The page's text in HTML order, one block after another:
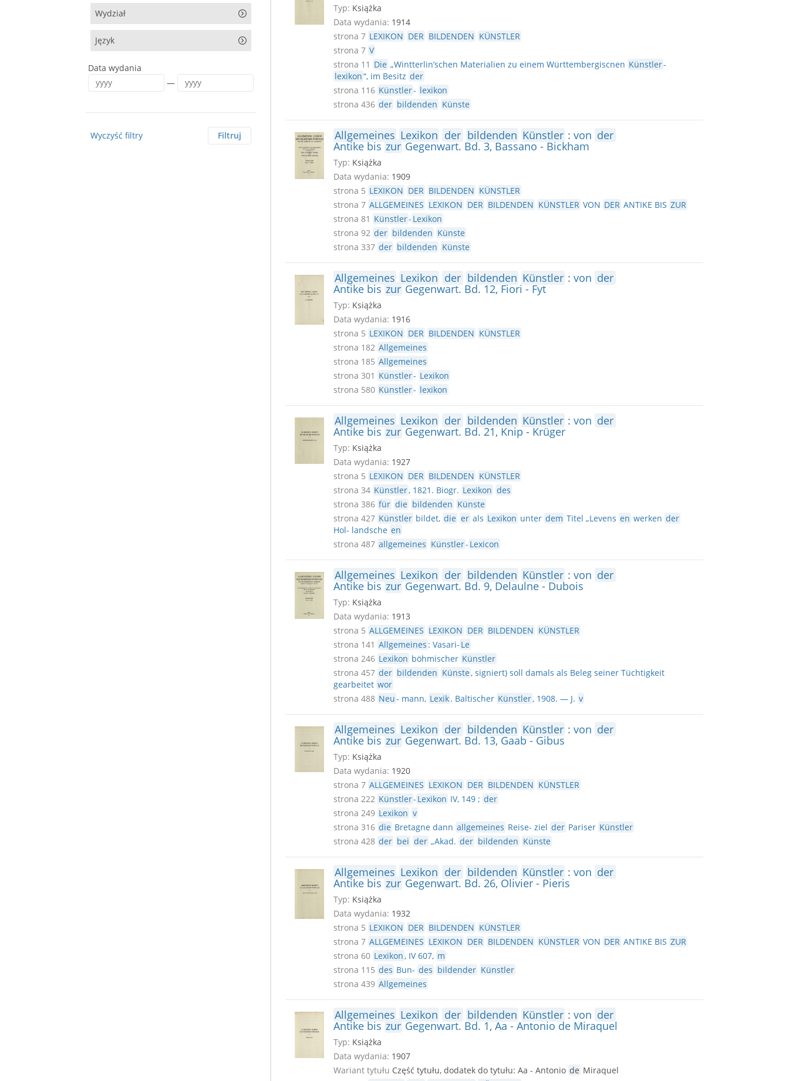
Wydział
Język
Data wydania
—
Wyczyść filtry Filtruj
Typ: Książka
Data wydania: 1914
strona 7 LEXIKON DER BILDENDEN KÜNSTLER
strona 7 V
strona 11 Die „Wintterlin’schen Materialien zu einem Württembergiscnen Künstler-
lexikon“, im Besitz der
strona 116 Künstler- lexikon
strona 436 der bildenden Künste
Allgemeines Lexikon der bildenden Künstler : von der
Antike bis zur Gegenwart. Bd. 3, Bassano - Bickham
Typ: Książka
Data wydania: 1909
strona 5 LEXIKON DER BILDENDEN KÜNSTLER
strona 7 ALLGEMEINES LEXIKON DER BILDENDEN KÜNSTLER VON DER ANTIKE BIS ZUR
strona 81 Künstler- Lexikon
strona 92 der bildenden Künste
strona 337 der bildenden Künste
Allgemeines Lexikon der bildenden Künstler : von der
Antike bis zur Gegenwart. Bd. 12, Fiori - Fyt
Typ: Książka
Data wydania: 1916
strona 5 LEXIKON DER BILDENDEN KÜNSTLER
strona 182 Allgemeines
strona 185 Allgemeines
strona 301 Künstler- Lexikon
strona 580 Künstler- lexikon
Allgemeines Lexikon der bildenden Künstler : von der
Antike bis zur Gegenwart. Bd. 21, Knip - Krüger
Typ: Książka
Data wydania: 1927
strona 5 LEXIKON DER BILDENDEN KÜNSTLER
strona 34 Künstler, 1821. Biogr. Lexikon des
strona 386 für die bildenden Künste
strona 427 Künstler bildet, die er als Lexikon unter dem Titel „Levens en werken der
Hol- landsche en
strona 487 allgemeines Künstler- Lexicon
Allgemeines Lexikon der bildenden Künstler : von der
Antike bis zur Gegenwart. Bd. 9, Delaulne - Dubois
Typ: Książka
Data wydania: 1913
strona 5 ALLGEMEINES LEXIKON DER BILDENDEN KÜNSTLER
strona 141 Allgemeines : Vasari- Le
strona 246 Lexikon böhmischer Künstler
strona 457 der bildenden Künste, signiert) soll damals als Beleg seiner Tüchtigkeit
gearbeitet wor
strona 488 Neu- mann, Lexik. Baltischer Künstler, 1908. — J. v
Allgemeines Lexikon der bildenden Künstler : von der
Antike bis zur Gegenwart. Bd. 13, Gaab - Gibus
Typ: Książka
Data wydania: 1920
strona 7 ALLGEMEINES LEXIKON DER BILDENDEN KÜNSTLER
strona 222 Künstler- Lexikon IV, 149 ; der
strona 249 Lexikon v
strona 316 die Bretagne dann allgemeines Reise- ziel der Pariser Künstler
strona 428 der bei der „Akad. der bildenden Künste
Allgemeines Lexikon der bildenden Künstler : von der
Antike bis zur Gegenwart. Bd. 26, Olivier - Pieris
Typ: Książka
Data wydania: 1932
strona 5 LEXIKON DER BILDENDEN KÜNSTLER
strona 7 ALLGEMEINES LEXIKON DER BILDENDEN KÜNSTLER VON DER ANTIKE BIS ZUR
strona 60 Lexikon, IV 607, m
strona 115 des Bun- des bildender Künstler
strona 439 Allgemeines
Allgemeines Lexikon der bildenden Künstler : von der
Antike bis zur Gegenwart. Bd. 1, Aa - Antonio de Miraquel
Typ: Książka
Data wydania: 1907
Wariant tytułu Część tytułu, dodatek do tytułu: Aa - Antonio de Miraquel